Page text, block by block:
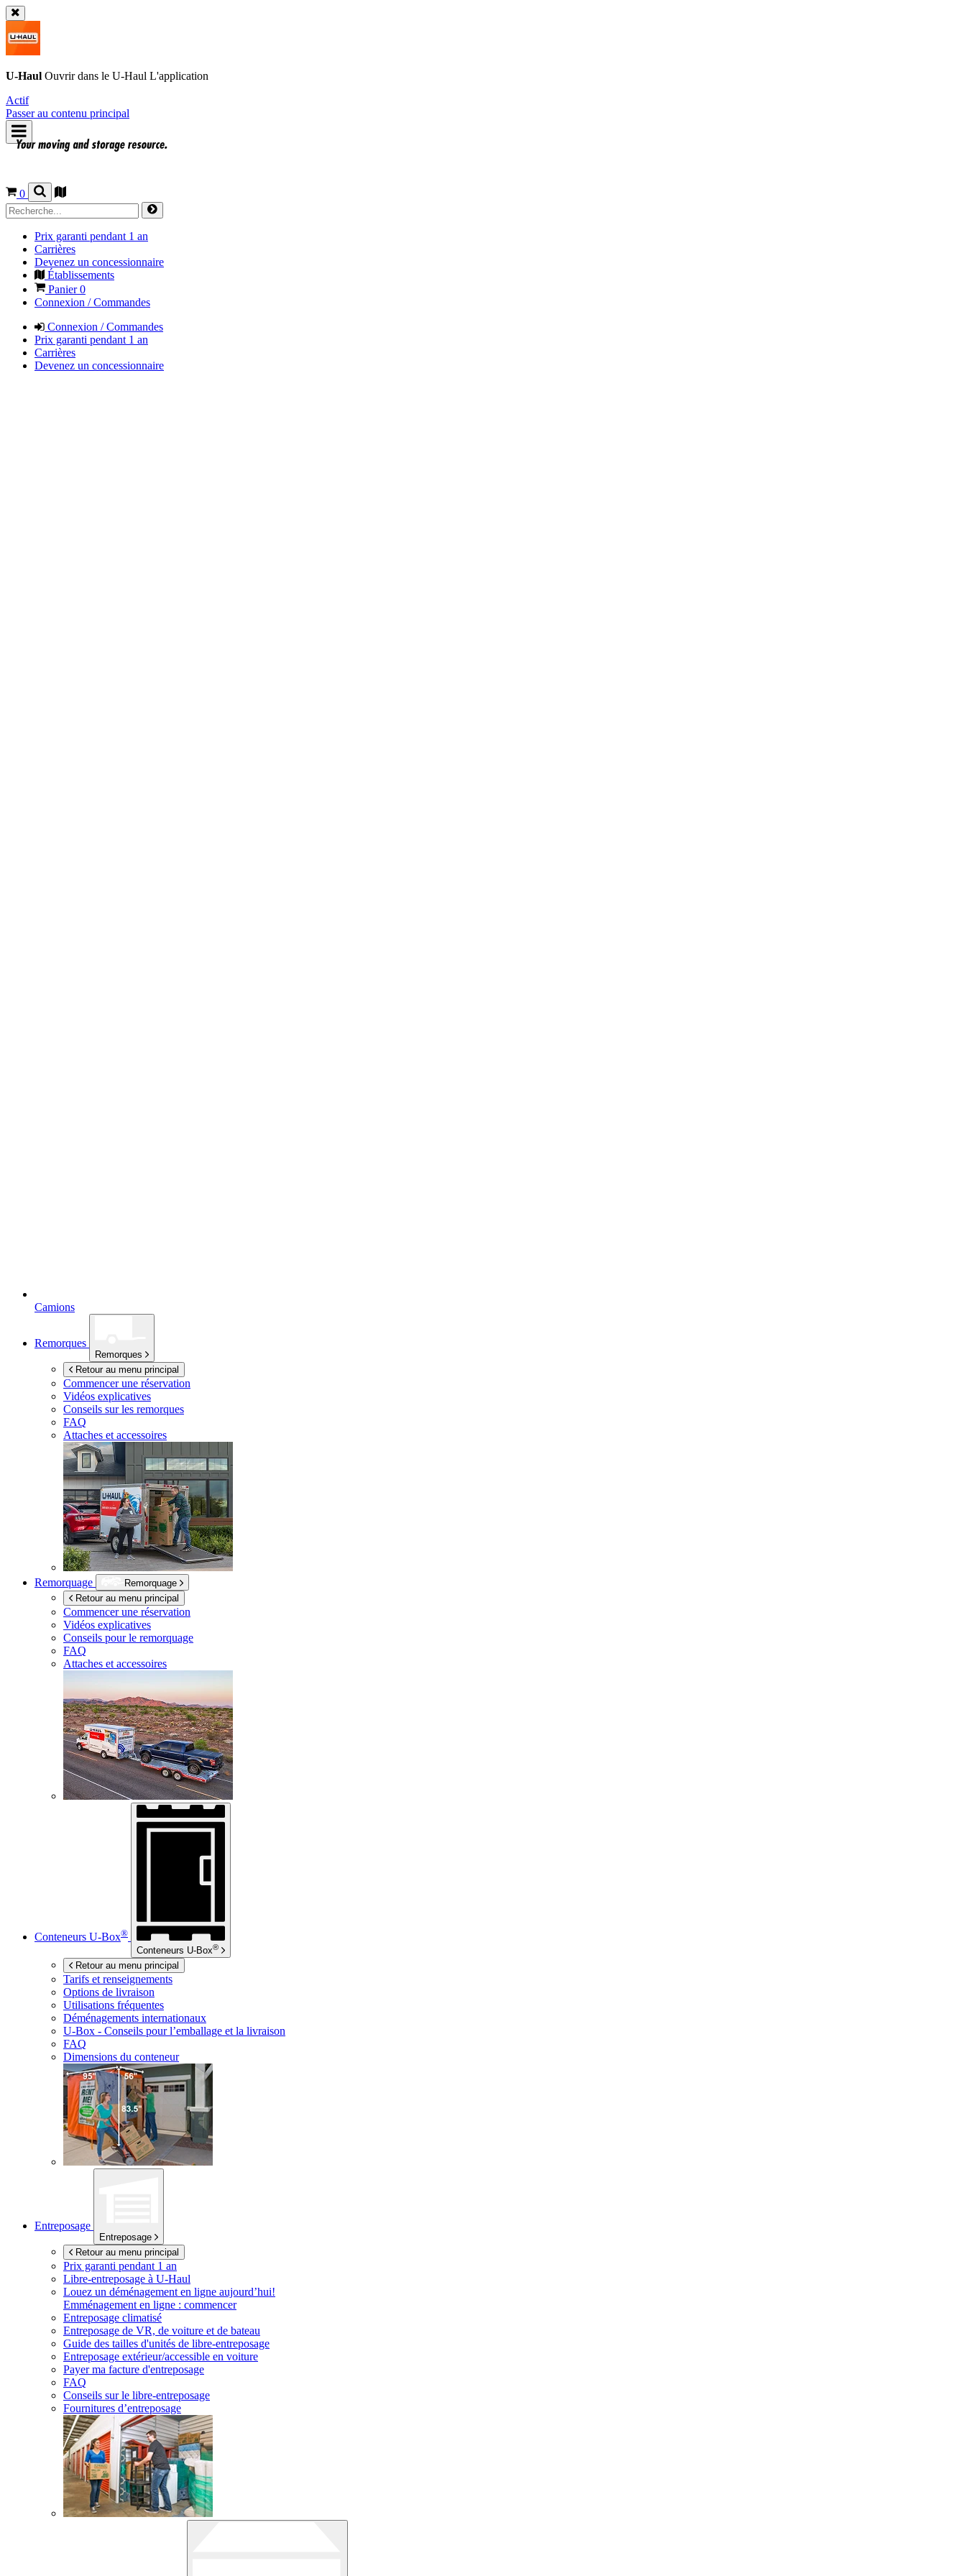
U-Haul Ouvrir dans le U-Haul L'application
Actif
Passer au contenu principal
0
Prix garanti pendant 1 an
Carrières
Devenez un concessionnaire
Établissements
Panier0
Connexion / Commandes
Connexion / Commandes
Prix garanti pendant 1 an
Carrières
Devenez un concessionnaire
Camions
Remorques
Remorques
Retour au menu principal
Commencer une réservation
Vidéos explicatives
Conseils sur les remorques
FAQ
Attaches et accessoires
Remorquage
Remorquage
Retour au menu principal
Commencer une réservation
Vidéos explicatives
Conseils pour le remorquage
FAQ
Attaches et accessoires
Conteneurs U-Box®
Conteneurs U-Box®
Retour au menu principal
Tarifs et renseignements
Options de livraison
Utilisations fréquentes
Déménagements internationaux
U-Box - Conseils pour l’emballage et la livraison
FAQ
Dimensions du conteneur
Entreposage
Entreposage
Retour au menu principal
Prix garanti pendant 1 an
Libre-entreposage à U-Haul
Louez un déménagement en ligne aujourd’hui!
Emménagement en ligne : commencer
Entreposage climatisé
Entreposage de VR, de voiture et de bateau
Guide des tailles d'unités de libre-entreposage
Entreposage extérieur/accessible en voiture
Payer ma facture d'entreposage
FAQ
Conseils sur le libre-entreposage
Fournitures d’entreposage